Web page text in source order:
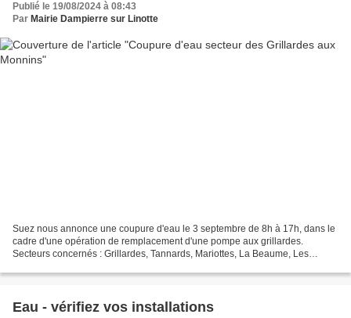
Publié le 19/08/2024 à 08:43
Par Mairie Dampierre sur Linotte
Suez nous annonce une coupure d'eau le 3 septembre de 8h à 17h, dans le
cadre d'une opération de remplacement d'une pompe aux grillardes.
Secteurs concernés : Grillardes, Tannards, Mariottes, La Beaume, Les
Eau - vérifiez vos installations